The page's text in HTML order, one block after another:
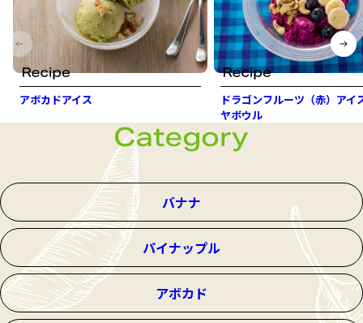
アボカドアイス
ドラゴンフルーツ（赤）アイ
ヤボウル
バナナ
パイナップル
アボカド